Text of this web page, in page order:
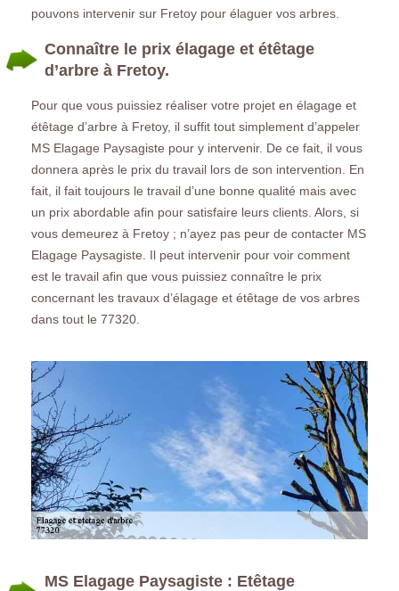
pouvons intervenir sur Fretoy pour élaguer vos arbres.
Connaître le prix élagage et étêtage
d’arbre à Fretoy.
Pour que vous puissiez réaliser votre projet en élagage et
étêtage d’arbre à Fretoy, il suffit tout simplement d’appeler
MS Elagage Paysagiste pour y intervenir. De ce fait, il vous
donnera après le prix du travail lors de son intervention. En
fait, il fait toujours le travail d’une bonne qualité mais avec
un prix abordable afin pour satisfaire leurs clients. Alors, si
vous demeurez à Fretoy ; n’ayez pas peur de contacter MS
Elagage Paysagiste. Il peut intervenir pour voir comment
est le travail afin que vous puissiez connaître le prix
concernant les travaux d’élagage et étêtage de vos arbres
dans tout le 77320.
MS Elagage Paysagiste : Etêtage